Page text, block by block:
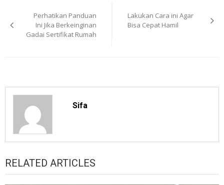
navigation
Perhatikan Panduan
Ini Jika Berkeinginan
Gadai Sertifikat Rumah
Lakukan Cara ini Agar
Bisa Cepat Hamil
Sifa
RELATED ARTICLES